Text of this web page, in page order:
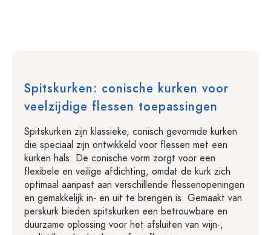
Spitskurken: conische kurken voor
veelzijdige flessen toepassingen
Spitskurken zijn klassieke, conisch gevormde kurken
die speciaal zijn ontwikkeld voor flessen met een
kurken hals. De conische vorm zorgt voor een
flexibele en veilige afdichting, omdat de kurk zich
optimaal aanpast aan verschillende flessenopeningen
en gemakkelijk in- en uit te brengen is. Gemaakt van
perskurk bieden spitskurken een betrouwbare en
duurzame oplossing voor het afsluiten van wijn-,